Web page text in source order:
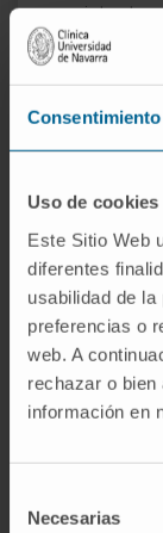
Consentimiento
Uso de cookies
Este Sitio Web
diferentes
usabilidad de
preferencias o
web. A
rechazar o
información en
Necesarias
resistentes
inactivarían
los
clavulánico
devuelve
lactamasa
ácido